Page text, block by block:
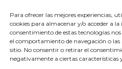
Para ofrecer las mejores experiencias,
cookies para almacenar y/o acceder a
consentimiento de estas tecnologías
el comportamiento de navegación o las
sitio. No consentir o retirar el
negativamente a ciertas características
Contacta con
Sociedad Española de